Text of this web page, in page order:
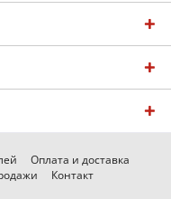
Оплата и доставка
Контакт